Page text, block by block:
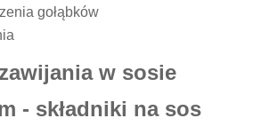
gołąbków
w sosie
- składniki na sos